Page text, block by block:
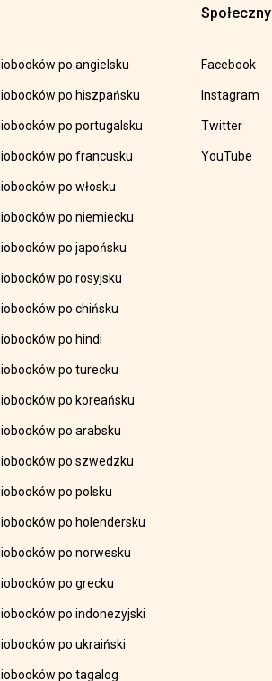
po angielsku
po hiszpańsku
po portugalsku
po francusku
po włosku
po niemiecku
po japońsku
po rosyjsku
po chińsku
po hindi
po turecku
po koreańsku
po arabsku
po szwedzku
po polsku
po holendersku
po norwesku
po grecku
po indonezyjski
po ukraiński
po tagalog
Społeczny
Facebook
Instagram
Twitter
YouTube